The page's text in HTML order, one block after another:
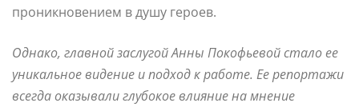
проникновением в душу героев.
Однако, главной заслугой Анны Покофьевой стало ее
уникальное видение и подход к работе. Ее репортажи
всегда оказывали глубокое влияние на мнение